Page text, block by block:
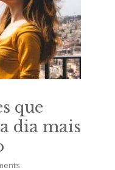
que
dia mais